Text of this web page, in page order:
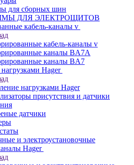
для сборных шин
ДЛЯ ЭЛЕКТРОЩИТОВ
кабель-каналы v
кабель-каналы v
каналы BA7A
каналы BA7
Hager
нагрузками Hager
присутствия и датчики
датчики
и электроустановочные
Hager